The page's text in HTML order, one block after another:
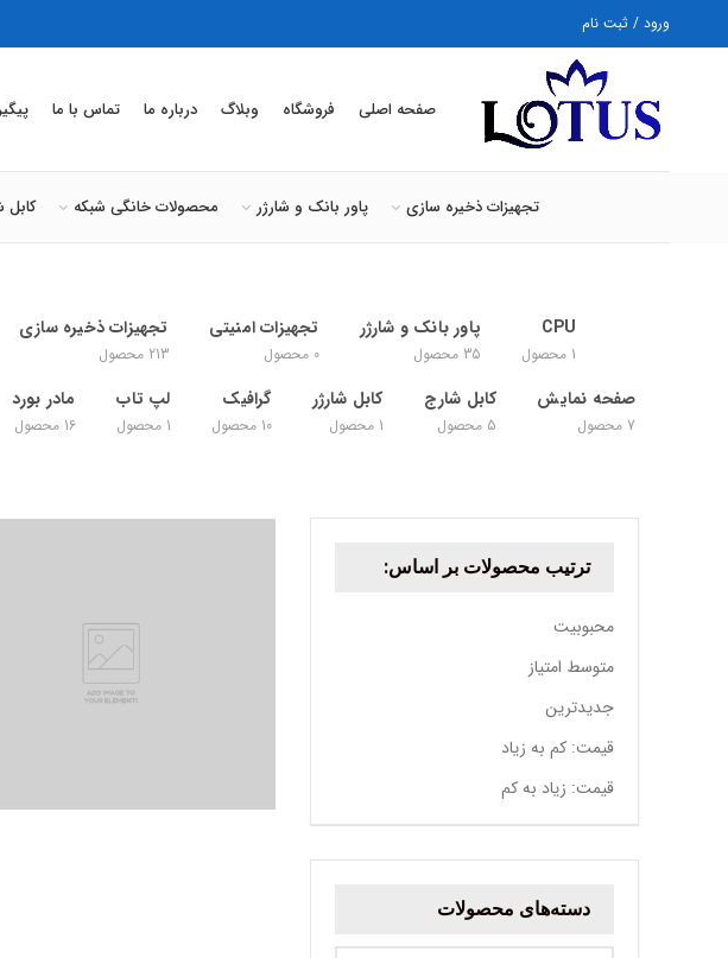
ورود / ثبت نام
صفحه اصلی فروشگاه وبلاگ درباره ما تماس با ما
تجهیزات ذخیره سازی پاور بانک و شارژر محصولات خانگی شبکه کابل
CPU
1 محصول
پاور بانک و شارژر
35 محصول
تجهیزات امنیتی
0 محصول
تجهیزات ذخیره سازی
213 محصول
صفحه نمایش
7 محصول
کابل شارج
5 محصول
کابل شارژر
1 محصول
گرافیک
10 محصول
لپ تاب
1 محصول
مادر بورد
16 محصول
ترتیب محصولات بر اساس:
محبوبیت
متوسط امتیاز
جدیدترین
قیمت: کم به زیاد
قیمت: زیاد به کم
دسته‌های محصولات